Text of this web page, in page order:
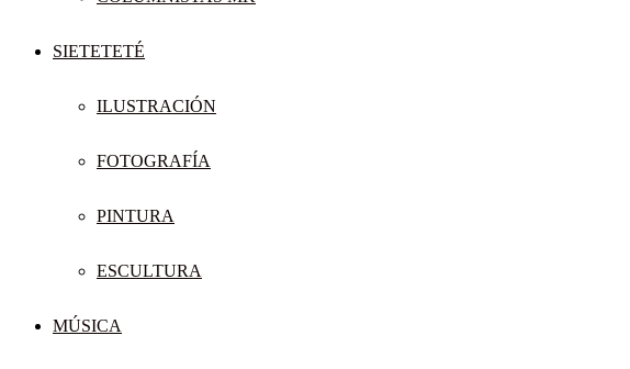
SIETETETÉ
ILUSTRACIÓN
FOTOGRAFÍA
PINTURA
ESCULTURA
MÚSICA